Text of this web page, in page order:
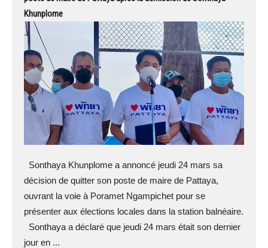
Khunplome
Sonthaya Khunplome a annoncé jeudi 24 mars sa
décision de quitter son poste de maire de Pattaya,
ouvrant la voie à Poramet Ngampichet pour se
présenter aux élections locales dans la station balnéaire.
Sonthaya a déclaré que jeudi 24 mars était son dernier
jour en ...